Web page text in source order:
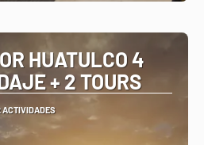
HUATULCO 4
+ 2 TOURS
ACTIVIDADES